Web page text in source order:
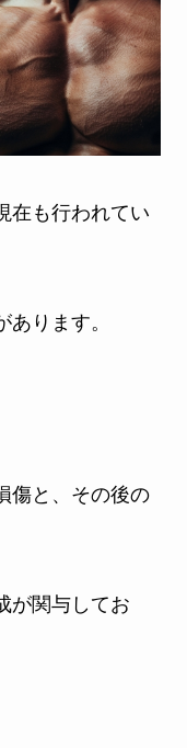
在も行われてい
ります。
傷と、その後の
が関与してお